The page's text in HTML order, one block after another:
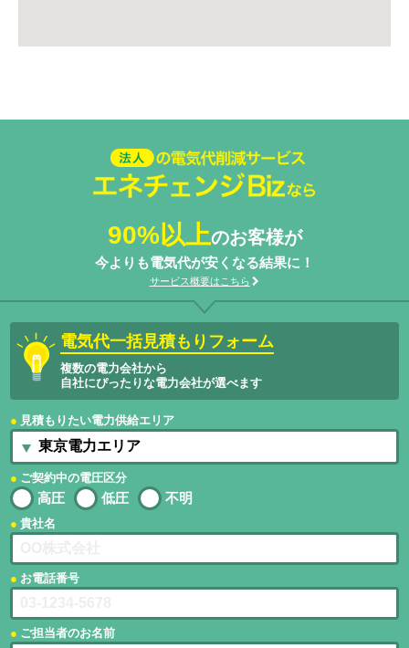
法人の電気代削減サービスエネ
チェンジ Biz
90%以上のお客様が
今よりも電気代が安くなる結果に！
サービス概要はこちら
電気代一括見積もりフォーム
複数の電力会社から
自社にぴったりな電力会社が選べます
見積もりたい電力供給エリア
ご契約中の電圧区分
高圧 低圧 不明
貴社名
お電話番号
ご担当者のお名前